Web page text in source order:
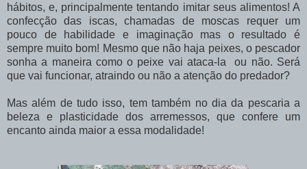
hábitos, e, principalmente tentando imitar seus alimentos! A
confecção das iscas, chamadas de moscas requer um
pouco de habilidade e imaginação mas o resultado é
sempre muito bom! Mesmo que não haja peixes, o pescador
sonha a maneira como o peixe vai ataca-la ou não. Será
que vai funcionar, atraindo ou não a atenção do predador?
Mas além de tudo isso, tem também no dia da pescaria a
beleza e plasticidade dos arremessos, que confere um
encanto ainda maior a essa modalidade!